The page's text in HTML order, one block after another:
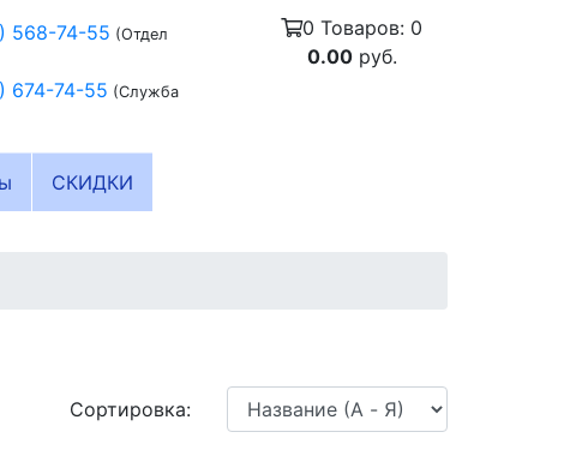
568-74-55 (Отдел
674-74-55 (Служба
0 Товаров: 0
0.00руб.
СКИДКИ
Сортировка: